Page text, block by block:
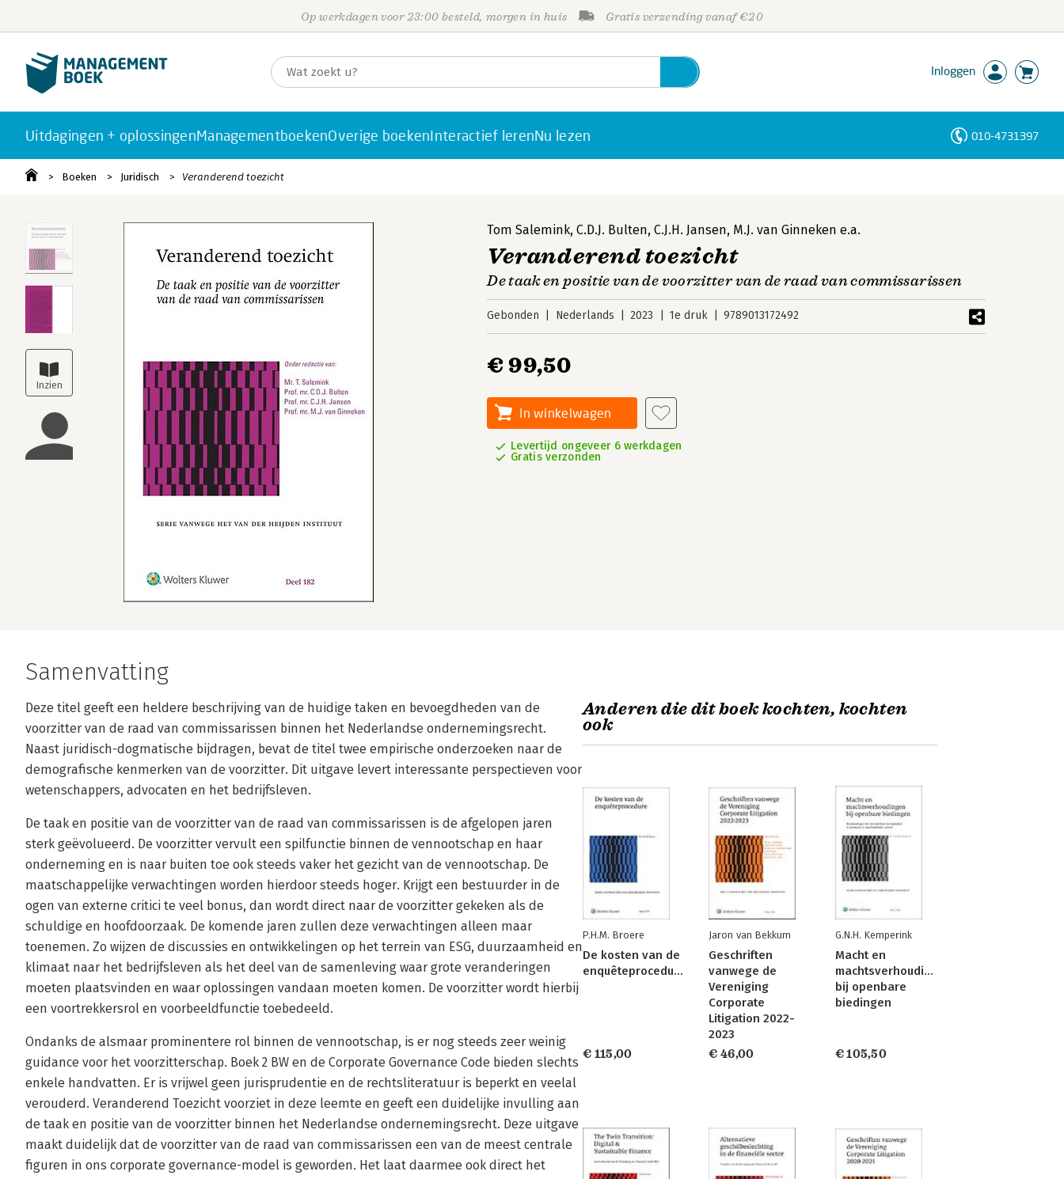
Op werkdagen voor 23:00 besteld, morgen in huis Gratis verzending vanaf €20
Inloggen
Uitdagingen + oplossingenManagementboekenOverige boekenInteractief lerenNu lezen 010-4731397
Boeken Juridisch Veranderend toezicht
Tom Salemink,C.D.J. Bulten,C.J.H. Jansen, M.J. van Ginneken e.a.
Veranderend toezicht
De taak en positie van de voorzitter van de raad van commissarissen
Gebonden Nederlands 2023 1e druk 9789013172492
€ 99,50
In winkelwagen
Levertijd ongeveer 6 werkdagen
Gratis verzonden
Samenvatting
Deze titel geeft een heldere beschrijving van de huidige taken en bevoegdheden van de
voorzitter van de raad van commissarissen binnen het Nederlandse ondernemingsrecht.
Naast juridisch-dogmatische bijdragen, bevat de titel twee empirische onderzoeken naar de
demografische kenmerken van de voorzitter. Dit uitgave levert interessante perspectieven voor
wetenschappers, advocaten en het bedrijfsleven.
De taak en positie van de voorzitter van de raad van commissarissen is de afgelopen jaren
sterk geëvolueerd. De voorzitter vervult een spilfunctie binnen de vennootschap en haar
onderneming en is naar buiten toe ook steeds vaker het gezicht van de vennootschap. De
maatschappelijke verwachtingen worden hierdoor steeds hoger. Krijgt een bestuurder in de
ogen van externe critici te veel bonus, dan wordt direct naar de voorzitter gekeken als de
schuldige en hoofdoorzaak. De komende jaren zullen deze verwachtingen alleen maar
toenemen. Zo wijzen de discussies en ontwikkelingen op het terrein van ESG, duurzaamheid en
klimaat naar het bedrijfsleven als het deel van de samenleving waar grote veranderingen
moeten plaatsvinden en waar oplossingen vandaan moeten komen. De voorzitter wordt hierbij
een voortrekkersrol en voorbeeldfunctie toebedeeld.
Ondanks de alsmaar prominentere rol binnen de vennootschap, is er nog steeds zeer weinig
guidance voor het voorzitterschap. Boek 2 BW en de Corporate Governance Code bieden slechts
enkele handvatten. Er is vrijwel geen jurisprudentie en de rechtsliteratuur is beperkt en veelal
verouderd. Veranderend Toezicht voorziet in deze leemte en geeft een duidelijke invulling aan
de taak en positie van de voorzitter binnen het Nederlandse ondernemingsrecht. Deze uitgave
maakt duidelijk dat de voorzitter van de raad van commissarissen een van de meest centrale
figuren in ons corporate governance-model is geworden. Het laat daarmee ook direct het
Anderen die dit boek kochten, kochten
ook
P.H.M. Broere
De kosten van de
enquêteprocedure
€ 115,00
Jaron van Bekkum
Geschriften
vanwege de
Vereniging
Corporate
Litigation 2022-
2023
€ 46,00
G.N.H. Kemperink
Macht en
machtsverhoudingen
bij openbare
biedingen
€ 105,50
Personen